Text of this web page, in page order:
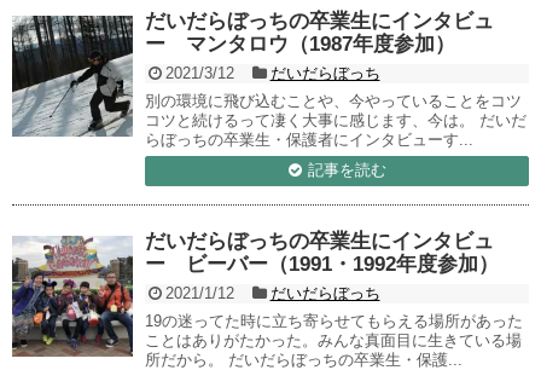
だいだらぼっちの卒業生にインタビュ
ー マンタロウ（1987年度参加）
2021/3/12
だいだらぼっち
別の環境に飛び込むことや、今やっていることをコツ
コツと続けるって凄く大事に感じます、今は。 だいだ
らぼっちの卒業生・保護者にインタビューす...
記事を読む
だいだらぼっちの卒業生にインタビュ
ー ビーバー（1991・1992年度参加）
2021/1/12
だいだらぼっち
19の迷ってた時に立ち寄らせてもらえる場所があった
ことはありがたかった。みんな真面目に生きている場
所だから。 だいだらぼっちの卒業生・保護...